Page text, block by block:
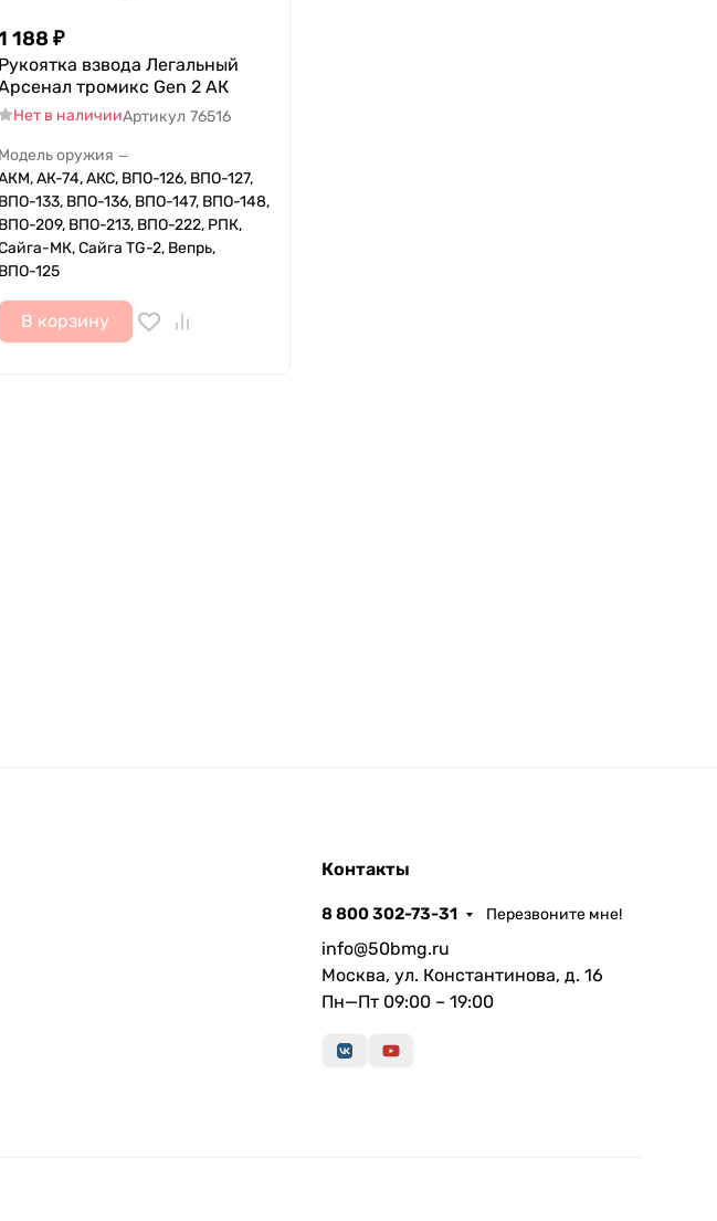
188 ₽
Рукоятка взвода Легальный
тромикс Gen 2 АК
Нет в наличииАртикул 76516
Модель оружия —
АК-74, АКС, ВПО-126, ВПО-127,
ВПО-133, ВПО-136, ВПО-147, ВПО-148,
ВПО-209, ВПО-213, ВПО-222, РПК,
МК, Сайга TG-2, Вепрь,
ВПО-125
В корзину
Контакты
8 800 302-73-31 Перезвоните мне!
info@50bmg.ru
Москва, ул. Константинова, д. 16
Пн—Пт 09:00 – 19:00